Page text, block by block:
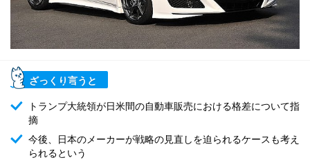
ざっくり言うと
トランプ大統領が日米間の自動車販売における格差について指
摘
今後、日本のメーカーが戦略の見直しを迫られるケースも考え
られるという